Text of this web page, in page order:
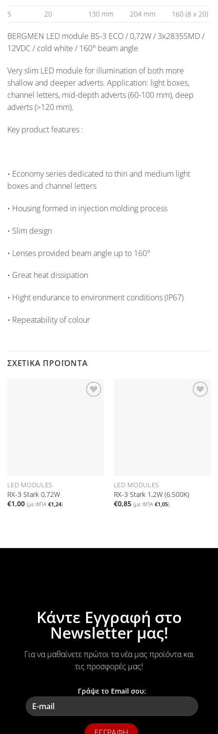
5 20 130 mm 204 mm 160 (8 x 20)
BERGMEN LED module BS-3 ECO / 0,72W / 3x2835SMD /
12VDC / cold white / 160° beam angle
Very slim LED module for illumination of both more
shallow and deeper adverts. Application: light boxes,
channel letters, mid-depth adverts (60-100 mm), deep
adverts (>120 mm).
Key product features :
• Economy series dedicated to thin and medium light
boxes and channel letters
• Housing formed in injection molding process
• Slim design
• Lenses provided beam angle up to 160°
• Great heat dissipation
• Hight endurance to environment conditions (IP67)
• Repeatability of colour
ΣΧΕΤΙΚΆ ΠΡΟΪΌΝΤΑ
LED MODULES
RX-3 Stark 0,72W
€1,00 (με ΦΠΑ €1,24)
LED MODULES
RX-3 Stark 1,2W (6.500K)
€0,85 (με ΦΠΑ €1,05)
Κάντε Εγγραφή στο
Newsletter μας!
Για να μαθαίνετε πρώτοι τα νέα μας προϊόντα και
τις προσφορές μας!
Γράψε το Email σου: